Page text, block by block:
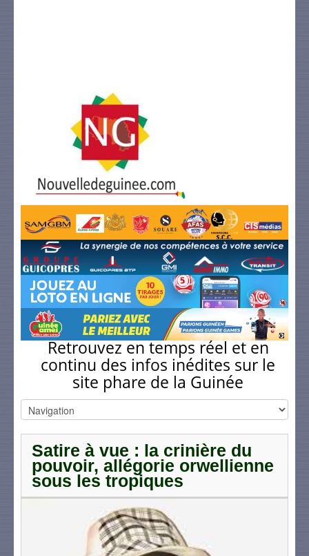
Retrouvez en temps réel et en
continu des infos inédites sur le
site phare de la Guinée
Satire à vue : la crinière du
pouvoir, allégorie orwellienne
sous les tropiques